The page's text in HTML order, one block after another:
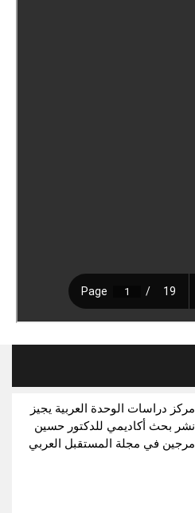
مركز دراسات الوحدة العربية يجيز
نشر بحث أكاديمي للدكتور حسين
مرجين في مجلة المستقبل العربي